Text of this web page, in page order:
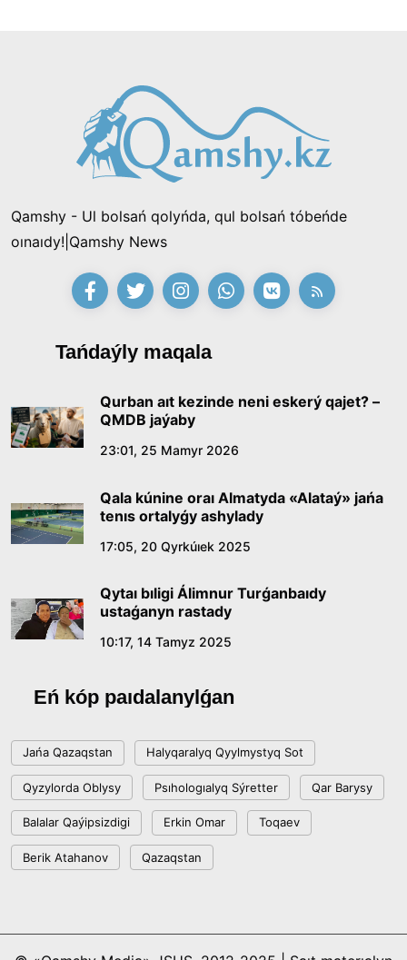
Qamshy - Ul bolsań qolyńda, qul bolsań tóbeńde
oınaıdy!|Qamshy News
Tańdaýly maqala
Qurban aıt kezinde neni eskerý qajet? –
QMDB jaýaby
23:01, 25 Mamyr 2026
Qala kúnine oraı Almatyda «Alataý» jańa
tenıs ortalyǵy ashylady
17:05, 20 Qyrkúıek 2025
Qytaı bıligi Álimnur Turǵanbaıdy
ustaǵanyn rastady
10:17, 14 Tamyz 2025
Eń kóp paıdalanylǵan
Jańa Qazaqstan Halyqaralyq Qyylmystyq Sot
Qyzylorda Oblysy Psıhologıalyq Sýretter Qar Barysy
Balalar Qaýipsizdigi Erkin Omar Toqaev
Berik Atahanov Qazaqstan